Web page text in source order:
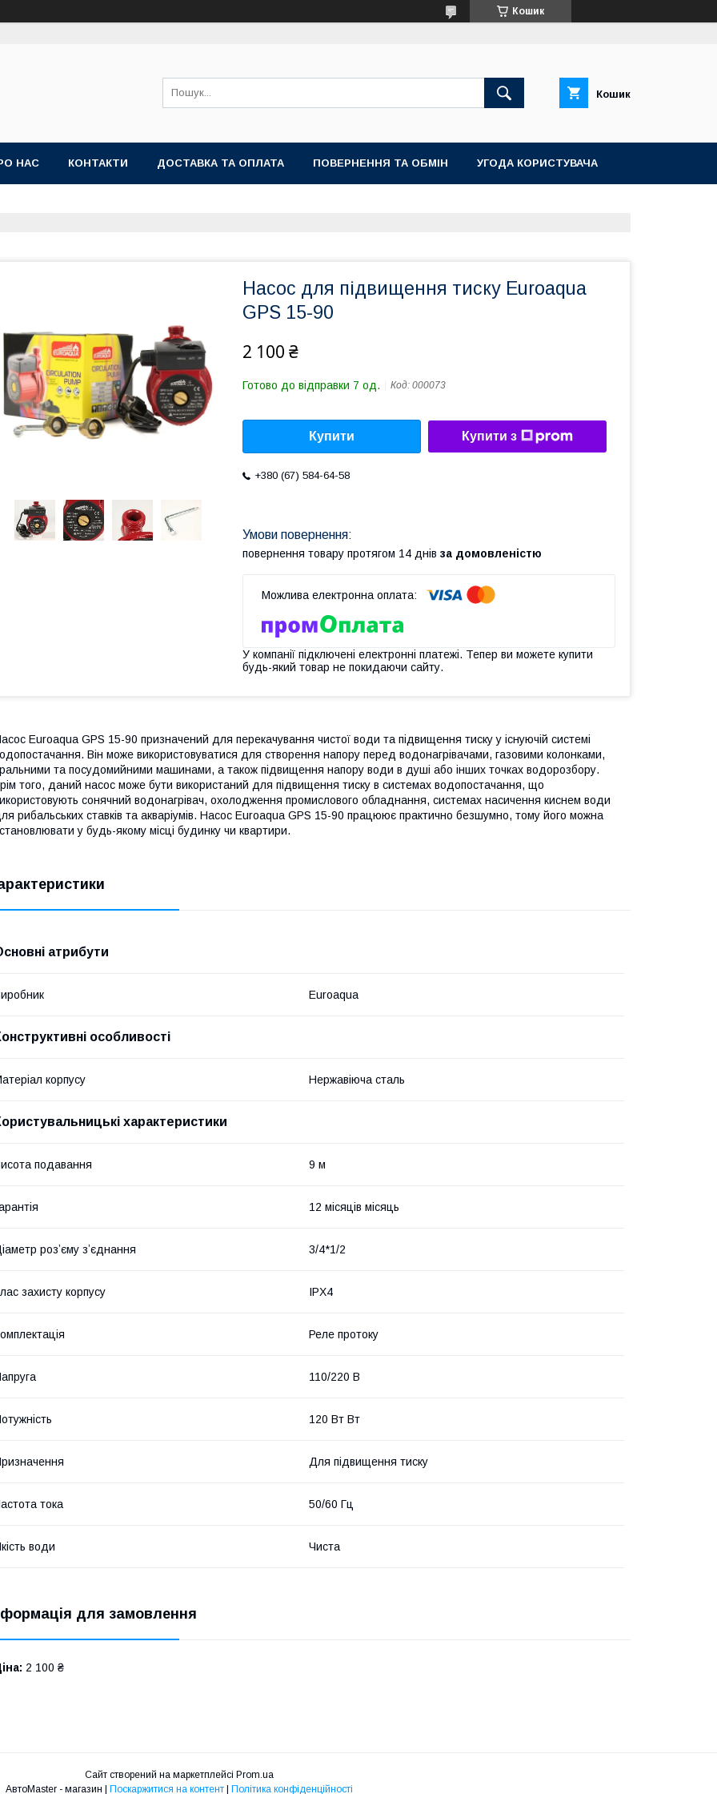
Кошик
Кошик
НАС КОНТАКТИ ДОСТАВКА ТА ОПЛАТА ПОВЕРНЕННЯ ТА ОБМІН УГОДА КОРИСТУВАЧА
Насос для підвищення тиску Euroaqua
GPS 15-90
2 100 ₴
Готово до відправки 7 од. Код: 000073
Купити Купити з
+380 (67) 584-64-58
повернення товару протягом 14 днів за домовленістю
У компанії підключені електронні платежі. Тепер ви можете купити
будь-який товар не покидаючи сайту.
Euroaqua GPS 15-90 призначений для перекачування чистої води та підвищення тиску у існуючій системі
Він може використовуватися для створення напору перед водонагрівачами, газовими колонками,
та посудомийними машинами, а також підвищення напору води в душі або інших точках водорозбору.
того, даний насос може бути використаний для підвищення тиску в системах водопостачання, що
сонячний водонагрівач, охолодження промислового обладнання, системах насичення киснем води
рибальських ставків та акваріумів. Насос Euroaqua GPS 15-90 працюює практично безшумно, тому його можна
у будь-якому місці будинку чи квартири.
атрибути
Euroaqua
особливості
корпусу Нержавіюча сталь
характеристики
подавання 9 м
12 місяців місяць
розʼєму зʼєднання 3/4*1/2
захисту корпусу IPX4
Реле протоку
110/220 В
120 Вт Вт
Для підвищення тиску
тока 50/60 Гц
води Чиста
для замовлення
2 100 ₴
Сайт створений на маркетплейсі Prom.ua
АвтоMaster - магазин | Поскаржитися на контент | Політика конфіденційності